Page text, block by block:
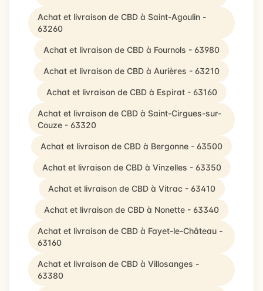
Achat et livraison de CBD à Saint-Agoulin -
63260
Achat et livraison de CBD à Fournols - 63980
Achat et livraison de CBD à Aurières - 63210
Achat et livraison de CBD à Espirat - 63160
Achat et livraison de CBD à Saint-Cirgues-sur-
Couze - 63320
Achat et livraison de CBD à Bergonne - 63500
Achat et livraison de CBD à Vinzelles - 63350
Achat et livraison de CBD à Vitrac - 63410
Achat et livraison de CBD à Nonette - 63340
Achat et livraison de CBD à Fayet-le-Château -
63160
Achat et livraison de CBD à Villosanges -
63380